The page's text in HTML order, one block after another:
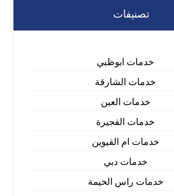
تصنيفات
خدمات ابوظبي
خدمات الشارقة
خدمات العين
خدمات الفجيرة
خدمات ام القيوين
خدمات دبي
خدمات راس الخيمة